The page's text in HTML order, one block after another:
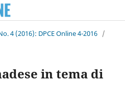
4 (2016): DPCE Online 4-2016 /
in tema di